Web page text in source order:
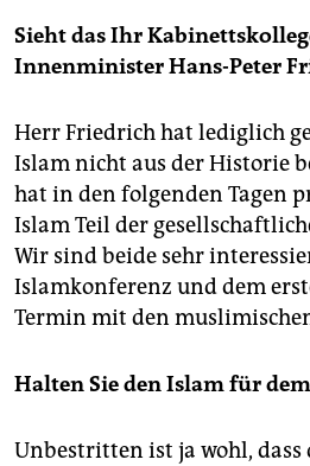
Sieht das Ihr
Innenminister Hans-Peter
Herr Friedrich hat lediglich
Islam nicht aus der Historie
hat in den folgenden Tagen
Islam Teil der
Wir sind beide sehr
Islamkonferenz und dem
Termin mit den
Halten Sie den Islam für
Unbestritten ist ja wohl,